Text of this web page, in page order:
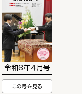
令和8年４月号
この号を見る